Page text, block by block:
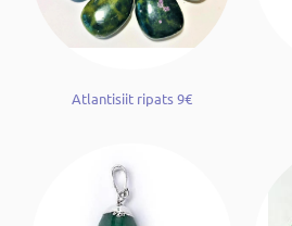
Atlantisiit ripats 9€